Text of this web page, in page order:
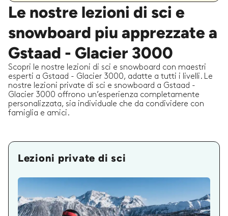
Le nostre lezioni di sci e
snowboard piu apprezzate a
Gstaad - Glacier 3000
Scopri le nostre lezioni di sci e snowboard con maestri
esperti a Gstaad - Glacier 3000, adatte a tutti i livelli. Le
nostre lezioni private di sci e snowboard a Gstaad -
Glacier 3000 offrono un’esperienza completamente
personalizzata, sia individuale che da condividere con
famiglia e amici.
Lezioni private di sci